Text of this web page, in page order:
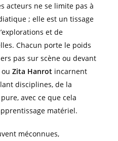
acteurs ne se limite pas à
; elle est un tissage
et de
Chacun porte le poids
pas sur scène ou devant
ou Zita Hanrot incarnent
disciplines, de la
avec ce que cela
matériel.
méconnues,